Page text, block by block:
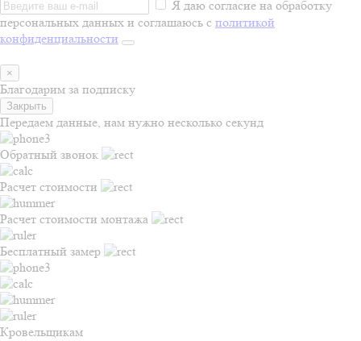
Я даю согласие на обработку
персональных данных и соглашаюсь с политикой
конфиденциальности
×
Благодарим за подписку
Закрыть
Передаем данные, нам нужно несколько секунд
Обратный звонок
Расчет стоимости
Расчет стоимости монтажа
Бесплатный замер
Кровельщикам